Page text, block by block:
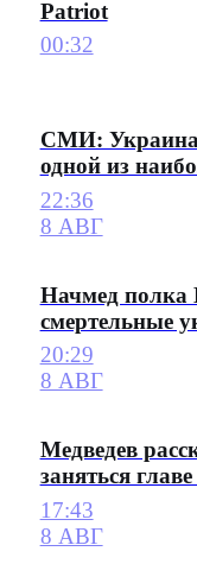
Patriot
00:32
СМИ: Украина
одной из
22:36
8 АВГ
Начмед полка
смертельные
20:29
8 АВГ
Медведев
заняться
17:43
8 АВГ